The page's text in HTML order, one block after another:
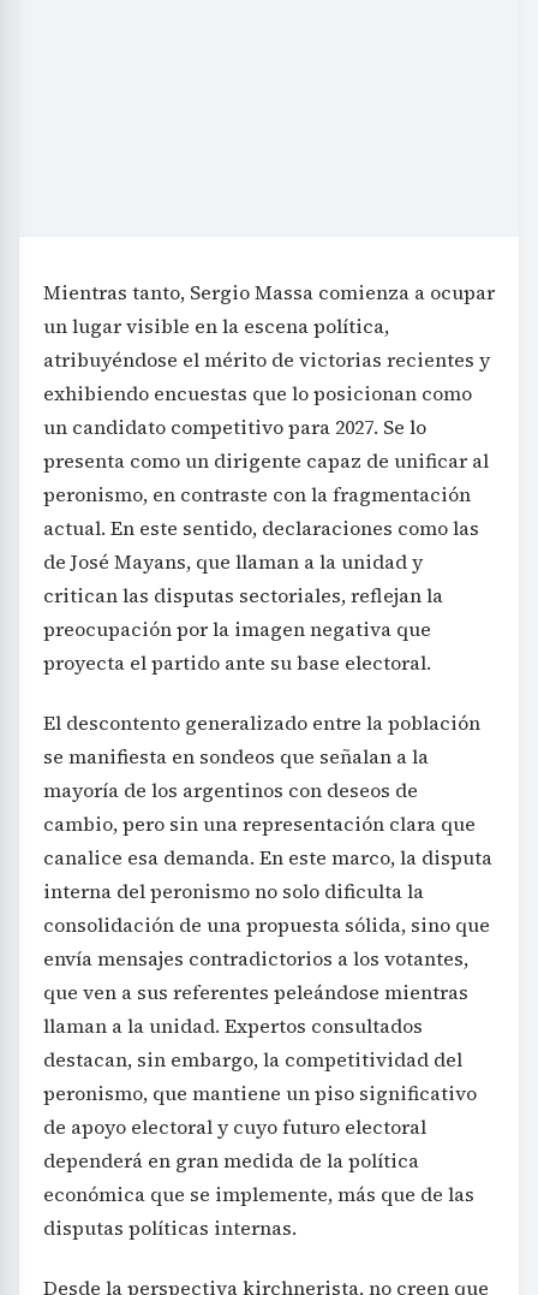
Mientras tanto, Sergio Massa comienza a ocupar
un lugar visible en la escena política,
atribuyéndose el mérito de victorias recientes y
exhibiendo encuestas que lo posicionan como
un candidato competitivo para 2027. Se lo
presenta como un dirigente capaz de unificar al
peronismo, en contraste con la fragmentación
actual. En este sentido, declaraciones como las
de José Mayans, que llaman a la unidad y
critican las disputas sectoriales, reflejan la
preocupación por la imagen negativa que
proyecta el partido ante su base electoral.
El descontento generalizado entre la población
se manifiesta en sondeos que señalan a la
mayoría de los argentinos con deseos de
cambio, pero sin una representación clara que
canalice esa demanda. En este marco, la disputa
interna del peronismo no solo dificulta la
consolidación de una propuesta sólida, sino que
envía mensajes contradictorios a los votantes,
que ven a sus referentes peleándose mientras
llaman a la unidad. Expertos consultados
destacan, sin embargo, la competitividad del
peronismo, que mantiene un piso significativo
de apoyo electoral y cuyo futuro electoral
dependerá en gran medida de la política
económica que se implemente, más que de las
disputas políticas internas.
Desde la perspectiva kirchnerista, no creen que